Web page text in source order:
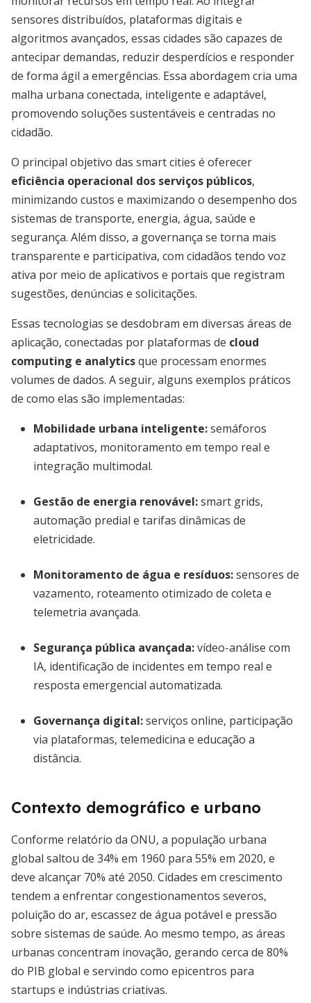
sensores distribuídos, plataformas digitais e
algoritmos avançados, essas cidades são capazes de
antecipar demandas, reduzir desperdícios e responder
de forma ágil a emergências. Essa abordagem cria uma
malha urbana conectada, inteligente e adaptável,
promovendo soluções sustentáveis e centradas no
cidadão.
O principal objetivo das smart cities é oferecer
eficiência operacional dos serviços públicos,
minimizando custos e maximizando o desempenho dos
sistemas de transporte, energia, água, saúde e
segurança. Além disso, a governança se torna mais
transparente e participativa, com cidadãos tendo voz
ativa por meio de aplicativos e portais que registram
sugestões, denúncias e solicitações.
Essas tecnologias se desdobram em diversas áreas de
aplicação, conectadas por plataformas de cloud
computing e analyticsque processam enormes
volumes de dados. A seguir, alguns exemplos práticos
de como elas são implementadas:
Mobilidade urbana inteligente:semáforos
adaptativos, monitoramento em tempo real e
integração multimodal.
Gestão de energia renovável:smart grids,
automação predial e tarifas dinâmicas de
eletricidade.
Monitoramento de água e resíduos:sensores de
vazamento, roteamento otimizado de coleta e
telemetria avançada.
Segurança pública avançada:vídeo-análise com
IA, identificação de incidentes em tempo real e
resposta emergencial automatizada.
Governança digital:serviços online, participação
via plataformas, telemedicina e educação a
distância.
Contexto demográfico e urbano
Conforme relatório da ONU, a população urbana
global saltou de 34% em 1960 para 55% em 2020, e
deve alcançar 70% até 2050. Cidades em crescimento
tendem a enfrentar congestionamentos severos,
poluição do ar, escassez de água potável e pressão
sobre sistemas de saúde. Ao mesmo tempo, as áreas
urbanas concentram inovação, gerando cerca de 80%
do PIB global e servindo como epicentros para
startups e indústrias criativas.